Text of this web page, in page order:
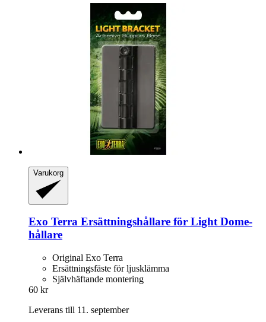
Varukorg
Exo Terra Ersättningshållare för Light Dome-​
hållare
Original Exo Terra
Ersättningsfäste för ljusklämma
Självhäftande montering
60 kr
Leverans till 11. september